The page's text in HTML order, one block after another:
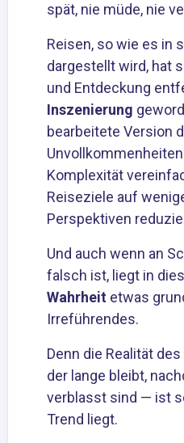
spät, nie müde, nie
Reisen, so wie es in
dargestellt wird, hat
und Entdeckung
Inszenierung
bearbeitete Version
Komplexität
Reiseziele auf
Perspektiven
Und auch wenn an
falsch ist, liegt in
Wahrheit etwas
Irreführendes.
Denn die Realität
der lange bleibt,
verblasst sind — ist
Trend liegt.